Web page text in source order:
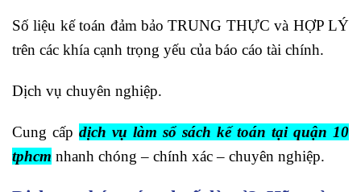
Số liệu kế toán đảm bảo TRUNG THỰC và HỢP LÝ
trên các khía cạnh trọng yếu của báo cáo tài chính.
Dịch vụ chuyên nghiệp.
Cung cấp dịch vụ làm sổ sách kế toán tại quận 10
tphcm nhanh chóng – chính xác – chuyên nghiệp.